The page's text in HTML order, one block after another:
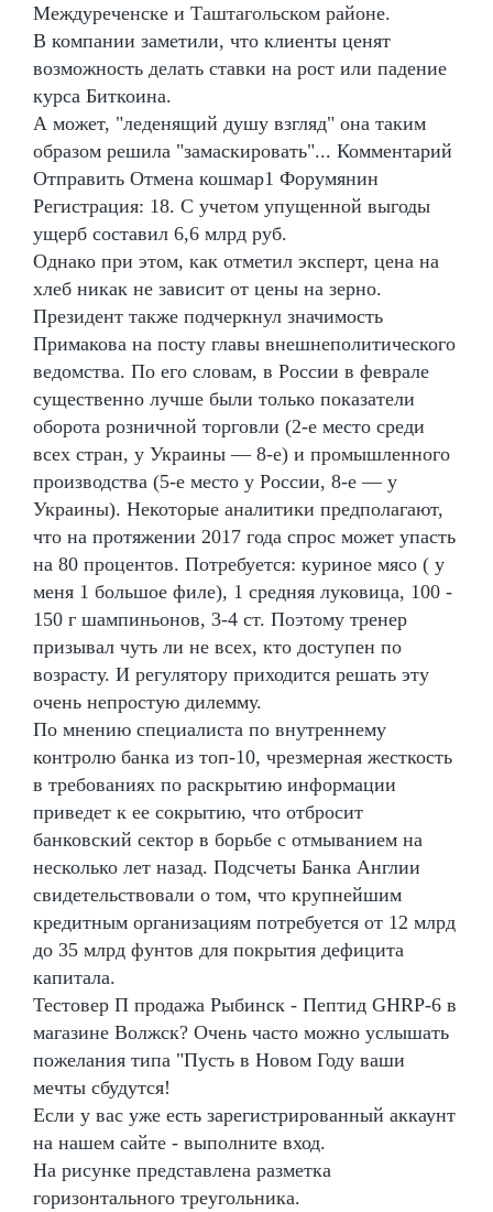
Междуреченске и Таштагольском районе.
В компании заметили, что клиенты ценят
возможность делать ставки на рост или падение
курса Биткоина.
А может, "леденящий душу взгляд" она таким
образом решила "замаскировать"... Комментарий
Отправить Отмена кошмар1 Форумянин
Регистрация: 18. С учетом упущенной выгоды
ущерб составил 6,6 млрд руб.
Однако при этом, как отметил эксперт, цена на
хлеб никак не зависит от цены на зерно.
Президент также подчеркнул значимость
Примакова на посту главы внешнеполитического
ведомства. По его словам, в России в феврале
существенно лучше были только показатели
оборота розничной торговли (2-е место среди
всех стран, у Украины — 8-е) и промышленного
производства (5-е место у России, 8-е — у
Украины). Некоторые аналитики предполагают,
что на протяжении 2017 года спрос может упасть
на 80 процентов. Потребуется: куриное мясо ( у
меня 1 большое филе), 1 средняя луковица, 100 -
150 г шампиньонов, 3-4 ст. Поэтому тренер
призывал чуть ли не всех, кто доступен по
возрасту. И регулятору приходится решать эту
очень непростую дилемму.
По мнению специалиста по внутреннему
контролю банка из топ-10, чрезмерная жесткость
в требованиях по раскрытию информации
приведет к ее сокрытию, что отбросит
банковский сектор в борьбе с отмыванием на
несколько лет назад. Подсчеты Банка Англии
свидетельствовали о том, что крупнейшим
кредитным организациям потребуется от 12 млрд
до 35 млрд фунтов для покрытия дефицита
капитала.
Тестовер П продажа Рыбинск - Пептид GHRP-6 в
магазине Волжск? Очень часто можно услышать
пожелания типа "Пусть в Новом Году ваши
мечты сбудутся!
Если у вас уже есть зарегистрированный аккаунт
на нашем сайте - выполните вход.
На рисунке представлена разметка
горизонтального треугольника.